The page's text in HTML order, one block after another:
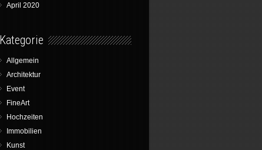
April 2020
Kategorie
Allgemein
Architektur
Event
FineArt
Hochzeiten
Immobilien
Kunst